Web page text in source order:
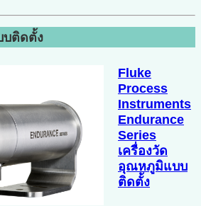
บติดตั้ง
Fluke
Process
Instruments
Endurance
Series
เครื่องวัด
อุณหภูมิแบบ
ติดตั้ง